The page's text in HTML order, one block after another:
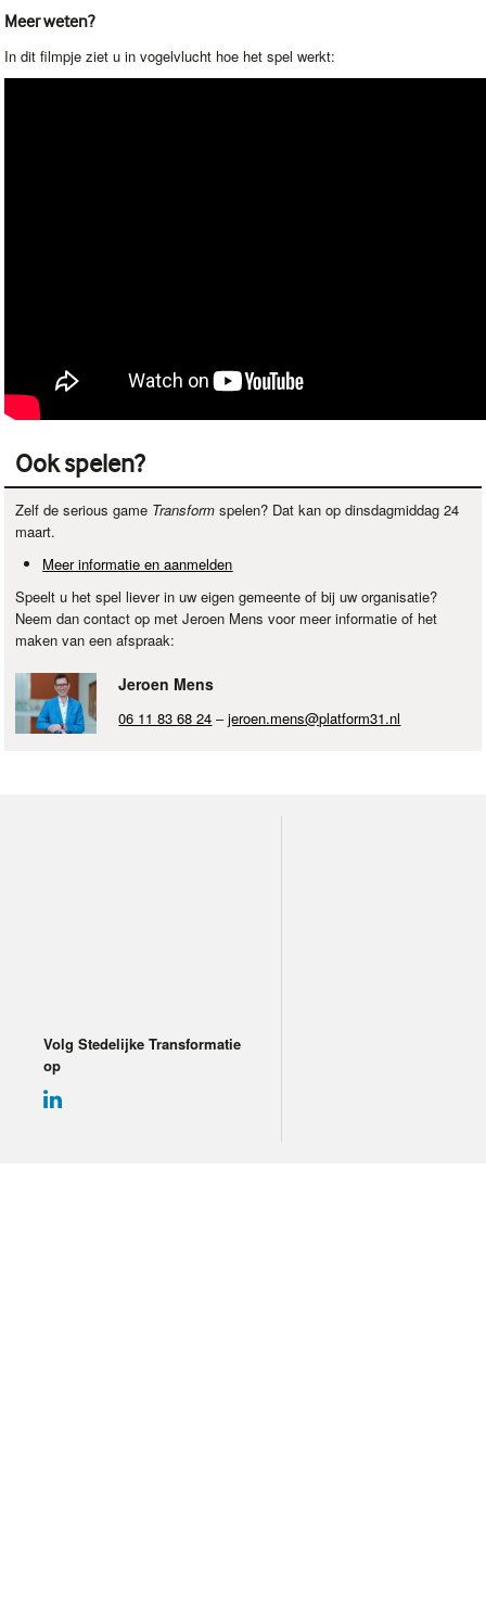
Meer weten?
In dit filmpje ziet u in vogelvlucht hoe het spel werkt:
Ook spelen?
Zelf de serious game Transform spelen? Dat kan op dinsdagmiddag 24
maart.
Meer informatie en aanmelden
Speelt u het spel liever in uw eigen gemeente of bij uw organisatie?
Neem dan contact op met Jeroen Mens voor meer informatie of het
maken van een afspraak:
Jeroen Mens
06 11 83 68 24 –jeroen.mens@platform31.nl
Volg Stedelijke Transformatie
op